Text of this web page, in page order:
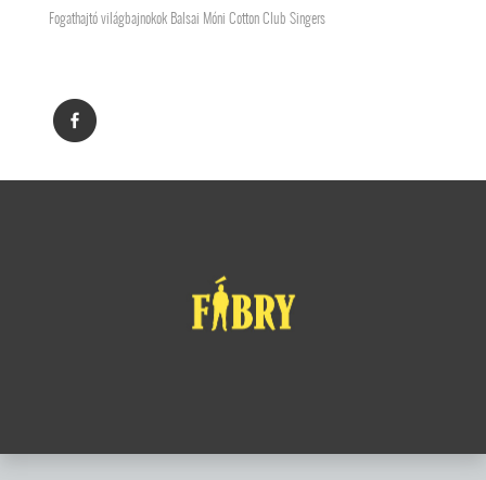
Fogathajtó világbajnokok Balsai Móni Cotton Club Singers